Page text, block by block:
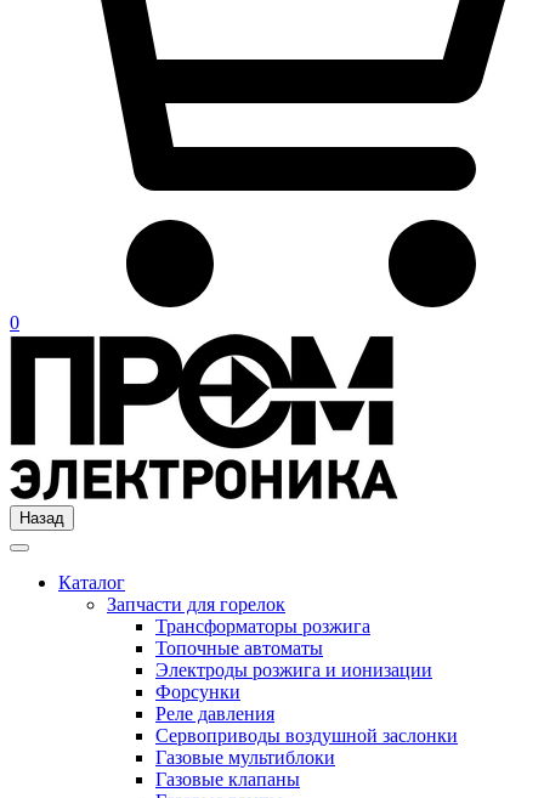
0
Назад
Каталог
Запчасти для горелок
Трансформаторы розжига
Топочные автоматы
Электроды розжига и ионизации
Форсунки
Реле давления
Сервоприводы воздушной заслонки
Газовые мультиблоки
Газовые клапаны